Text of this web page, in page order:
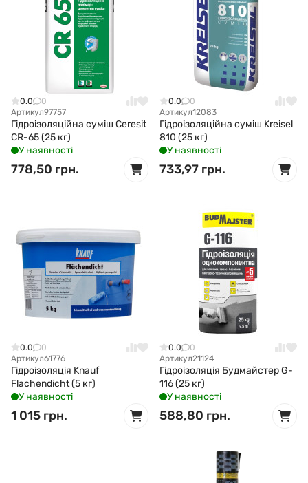
0.0
0
Артикул97757
Гідроізоляційна суміш Ceresit
CR-65 (25 кг)
У наявності
778,50 грн.
0.0
0
Артикул12083
Гідроізоляційна суміш Kreisel
810 (25 кг)
У наявності
733,97 грн.
0.0
0
Артикул61776
Гідроізоляція Knauf
Flachendicht (5 кг)
У наявності
1 015 грн.
0.0
0
Артикул21124
Гідроізоляція Будмайстер G-
116 (25 кг)
У наявності
588,80 грн.